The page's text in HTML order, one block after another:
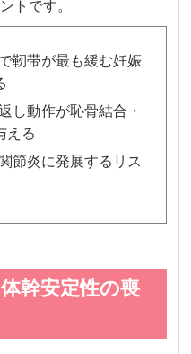
トです。
靭帯が最も緩む妊娠
し動作が恥骨結合・
える
節炎に発展するリス
幹安定性の喪